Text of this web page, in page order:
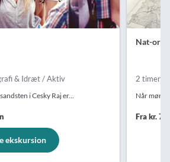
& Idræt / Aktiv
i Cesky Raj er...
ekskursion
Nat-
2 timer
Når
Fra kr.